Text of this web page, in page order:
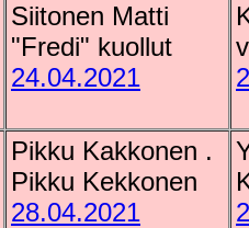
Siitonen Matti
"Fredi" kuollut
24.04.2021
Pikku Kakkonen .
Pikku Kekkonen
28.04.2021